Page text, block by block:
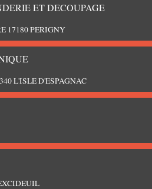
ET DECOUPAGE
17180 PERIGNY
L'ISLE D'ESPAGNAC